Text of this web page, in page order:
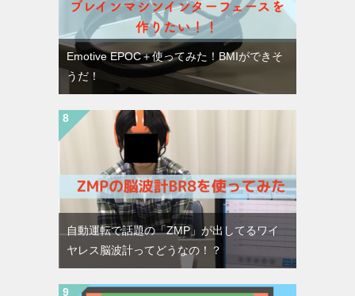
Emotive EPOC＋使ってみた！BMIができそ
うだ！
自動運転で話題の「ZMP」が出してるワイ
ヤレス脳波計ってどうなの！？